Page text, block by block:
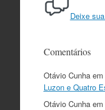
Deixe
Comentários
Otávio Cunhaem
Luzon e Quatro
Otávio Cunhaem